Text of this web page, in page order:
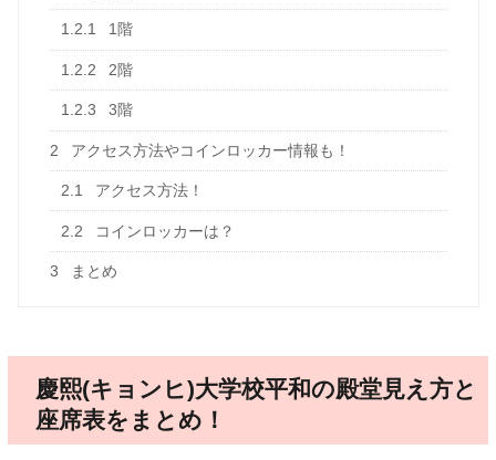
1.2.1 1階
1.2.2 2階
1.2.3 3階
2 アクセス方法やコインロッカー情報も！
2.1 アクセス方法！
2.2 コインロッカーは？
3 まとめ
慶熙(キョンヒ)大学校平和の殿堂見え方と
座席表をまとめ！